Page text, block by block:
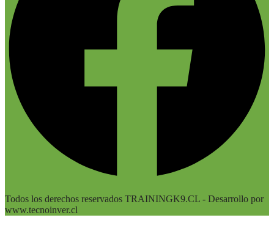
Todos los derechos reservados TRAININGK9.CL - Desarrollo por
www.tecnoinver.cl